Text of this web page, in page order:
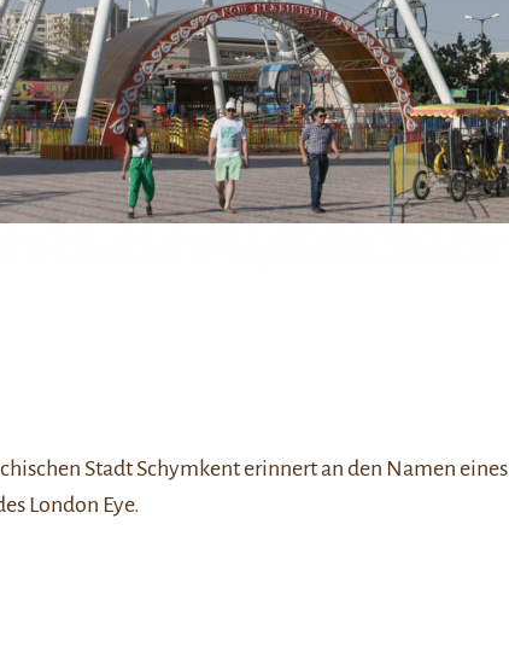
Stadt Schymkenterinnert an den Namen eines
London Eye.